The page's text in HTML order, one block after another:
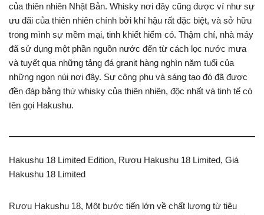
của thiên nhiên Nhật Bản. Whisky nơi đây cũng được ví như sự
ưu đãi của thiên nhiên chính bởi khí hậu rất đặc biệt, và sở hữu
trong mình sự mềm mại, tinh khiết hiếm có. Thậm chí, nhà máy
đã sử dụng một phần nguồn nước đến từ cách lọc nước mưa
và tuyết qua những tảng đá granit hàng nghìn năm tuổi của
những ngọn núi nơi đây. Sự công phu và sáng tạo đó đã được
đền đáp bằng thứ whisky của thiên nhiên, độc nhất và tinh tế có
tên gọi Hakushu.
Hakushu 18 Limited Edition, Rươu Hakushu 18 Limited, Giá
Hakushu 18 Limited
Rượu Hakushu 18, Một bước tiến lớn về chất lượng từ tiêu